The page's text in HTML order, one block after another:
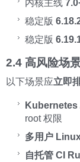
内核主线
稳定版
稳定版
2.4 高风险场
以下场景应立即
Kubernetes
root 权限
多用户
自托管 CI